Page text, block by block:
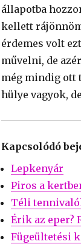
állapotba
kellett
érdemes volt
művelni, de
még mindig ott
hülye vagyok,
Kapcsolódó
Lepkenyár
Piros a
Téli
Érik az eper?
Fügeültetési